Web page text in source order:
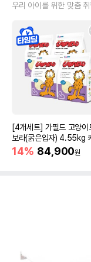
우리 아이를 위한 맞춤
[4개세트] 가필드 고양이
보라(굵은입자) 4.55kg
바모래
14% 84,900원